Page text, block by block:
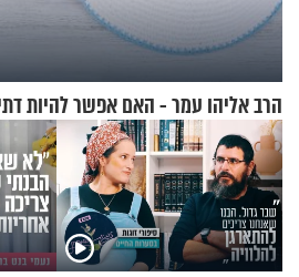
הרב אליהו עמר - האם אפשר להיות